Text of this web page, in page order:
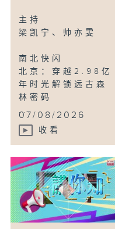
鸟瞰神州
主持
梁凯宁、帅亦雯
南北快闪
北京：穿越2.98亿
年时光解锁远古森
林密码
...
07/08/2026
收看